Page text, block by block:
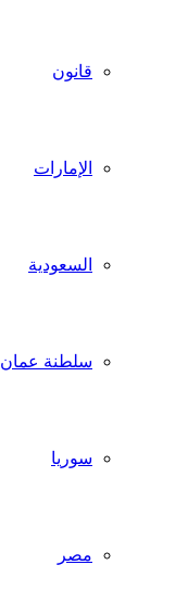
قانون
الإمارات
السعودية
سلطنة عمان
سوريا
مصر